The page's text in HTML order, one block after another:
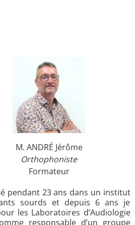
M. ANDRÉ Jérôme
Orthophoniste
Formateur
pendant 23 ans dans un institut
sourds et depuis 6 ans je
les Laboratoires d’Audiologie
responsable d’un groupe